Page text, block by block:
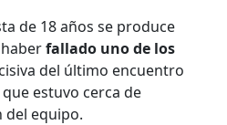
de 18 años se produce
haberfallado uno de los
del último encuentro
estuvo cerca de
del equipo.